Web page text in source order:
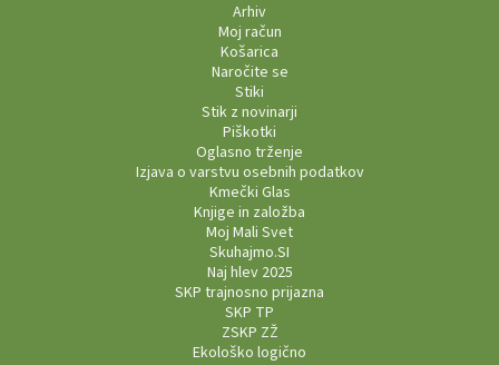
Arhiv
Moj račun
Košarica
Naročite se
Stiki
Stik z novinarji
Piškotki
Oglasno trženje
Izjava o varstvu osebnih podatkov
Kmečki Glas
Knjige in založba
Moj Mali Svet
Skuhajmo.SI
Naj hlev 2025
SKP trajnosno prijazna
SKP TP
ZSKP ZŽ
Ekološko logično